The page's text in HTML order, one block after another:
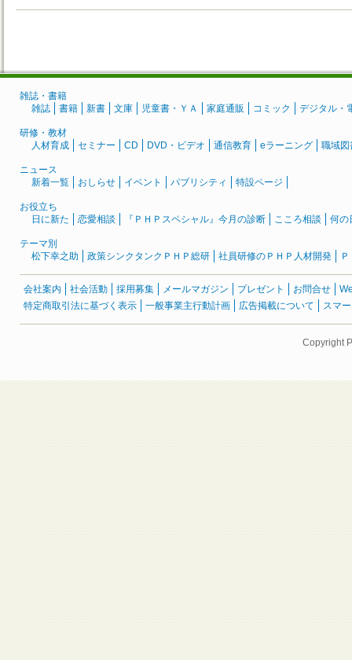
雑誌・書籍
雑誌
書籍 新書 文庫 児童書・ＹＡ 家庭通販 コミック デジタル・
研修・教材
人材育成
セミナー CD DVD・ビデオ 通信教育 eラーニング 職域図
ニュース
新着一覧
おしらせ イベント パブリシティ 特設ページ
お役立ち
日に新た
恋愛相談 『ＰＨＰスペシャル』今月の診断 こころ相談 何の
テーマ別
松下幸之助
政策シンクタンクＰＨＰ総研 社員研修のＰＨＰ人材開発
会社案内 社会活動 採用募集 メールマガジン プレゼント お問合せ
特定商取引法に基づく表示
一般事業主行動計画 広告掲載について スマ
Copyright